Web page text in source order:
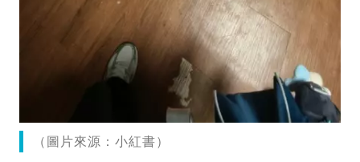
（圖片來源：小紅書）